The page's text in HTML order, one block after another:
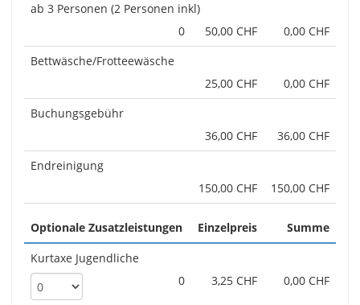
ab 3 Personen (2 Personen inkl)
0
50,00 CHF
0,00 CHF
Bettwäsche/Frotteewäsche
25,00 CHF
0,00 CHF
Buchungsgebühr
36,00 CHF
36,00 CHF
Endreinigung
150,00 CHF
150,00 CHF
Optionale Zusatzleistungen Einzelpreis
Summe
Kurtaxe Jugendliche
0
3,25 CHF 0,00 CHF